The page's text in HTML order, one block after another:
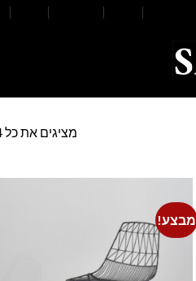
מציגים את כל ⁦4⁩ התוצאות
מבצע!